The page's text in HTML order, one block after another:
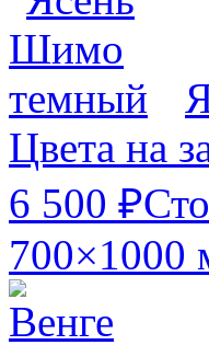
Цвета на
6 500 ₽
700×1000